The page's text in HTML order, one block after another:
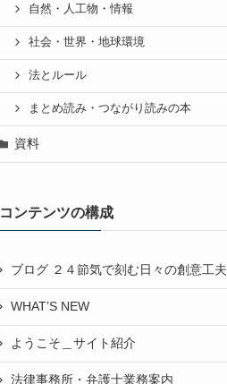
自然・人工物・情報
社会・世界・地球環境
法とルール
まとめ読み・つながり読みの本
資料
コンテンツの構成
ブログ ２４節気で刻む日々の創意工夫
WHAT’S NEW
ようこそ＿サイト紹介
法律事務所・弁護士業務案内